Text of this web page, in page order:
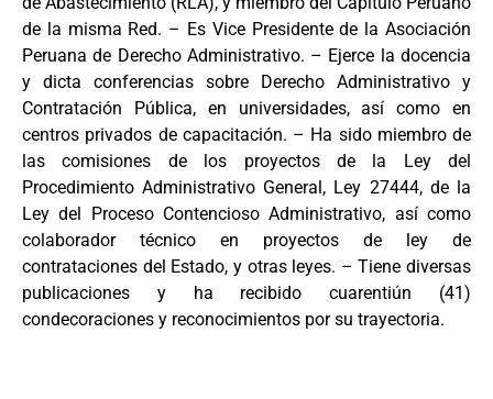
de la misma Red. – Es Vice Presidente de la Asociación
Peruana de Derecho Administrativo. – Ejerce la docencia
y dicta conferencias sobre Derecho Administrativo y
Contratación Pública, en universidades, así como en
centros privados de capacitación. – Ha sido miembro de
las comisiones de los proyectos de la Ley del
Procedimiento Administrativo General, Ley 27444, de la
Ley del Proceso Contencioso Administrativo, así como
colaborador técnico en proyectos de ley de
contrataciones del Estado, y otras leyes. – Tiene diversas
publicaciones y ha recibido cuarentiún (41)
condecoraciones y reconocimientos por su trayectoria.